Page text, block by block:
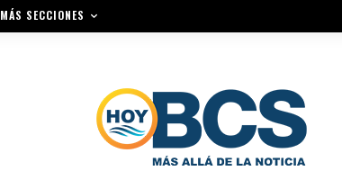
MÁS SECCIONES